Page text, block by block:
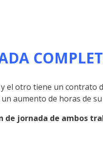
el otro tiene un contrato
aumento de horas de
de jornada de ambos